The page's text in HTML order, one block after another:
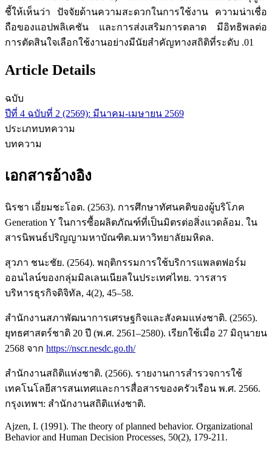
ชี้ให้เห็นว่า ปัจจัยด้านความสะดวกในการใช้งาน ความน่าเชื่อ
ถือของแอปพลิเคชัน และการส่งเสริมการตลาด มีอิทธิพลต่อ
การตัดสินใจเลือกใช้งานอย่างมีนัยสำคัญทางสถิติที่ระดับ .01
Article Details
ฉบับ
ปีที่ 4 ฉบับที่ 2 (2569): มีนาคม-เมษายน 2569
ประเภทบทความ
บทความ
เอกสารอ้างอิง
นิรชา เอี่ยมชะโอด. (2563). การศึกษาทัศนคติของผู้บริโภค
Generation Y ในการซื้อผลิตภัณฑ์ที่เป็นมิตรต่อสิ่งแวดล้อม. ใน
สารนิพนธ์ปริญญามหาบัณฑิต.มหาวิทยาลัยมหิดล.
สุวภา ชนะชัย. (2564). พฤติกรรมการใช้บริการแพลตฟอร์ม
ออนไลน์ของกลุ่มมิลเลนเนียลในประเทศไทย. วารสาร
บริหารธุรกิจดิจิทัล, 4(2), 45–58.
สำนักงานสภาพัฒนาการเศรษฐกิจและสังคมแห่งชาติ. (2565).
ยุทธศาสตร์ชาติ 20 ปี (พ.ศ. 2561–2580). เรียกใช้เมื่อ 27 มิถุนายน
2568 จาก https://nscr.nesdc.go.th/
สำนักงานสถิติแห่งชาติ. (2566). รายงานการสำรวจการใช้
เทคโนโลยีสารสนเทศและการสื่อสารของครัวเรือน พ.ศ. 2566.
กรุงเทพฯ: สำนักงานสถิติแห่งชาติ.
Ajzen, I. (1991). The theory of planned behavior. Organizational
Behavior and Human Decision Processes, 50(2), 179-211.